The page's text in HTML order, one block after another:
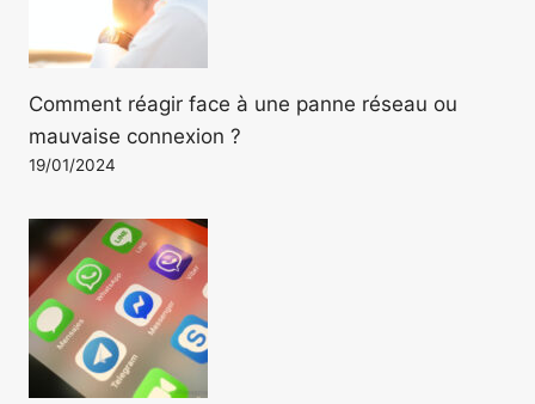
Comment réagir face à une panne réseau ou
mauvaise connexion ?
19/01/2024